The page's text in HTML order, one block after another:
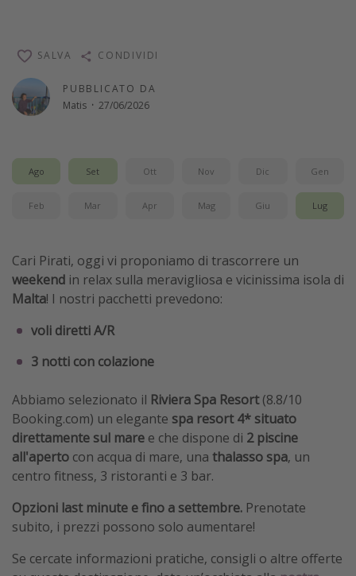
PUBBLICATO DA
Matis · 27/06/2026
SALVA CONDIVIDI
Ago Set Ott Nov Dic Gen
Feb Mar Apr Mag Giu Lug
Cari Pirati, oggi vi proponiamo di trascorrere un
weekend in relax sulla meravigliosa e vicinissima isola di
Malta! I nostri pacchetti prevedono:
voli diretti A/R
3 notti con colazione
Abbiamo selezionato il Riviera Spa Resort(8.8/10
Booking.com) un elegante spa resort 4* situato
direttamente sul mare e che dispone di 2 piscine
all'aperto con acqua di mare, una thalasso spa, un
centro fitness, 3 ristoranti e 3 bar.
Opzioni last minute e fino a settembre. Prenotate
subito, i prezzi possono solo aumentare!
Se cercate informazioni pratiche, consigli o altre offerte